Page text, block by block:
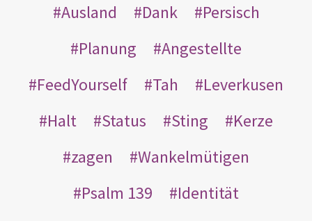
Ausland
Dank
Persisch
Planung
Angestellte
FeedYourself
Tah
Leverkusen
Halt
Status Sting
Kerze
zagen
Wankelmütigen
Psalm 139
Identität